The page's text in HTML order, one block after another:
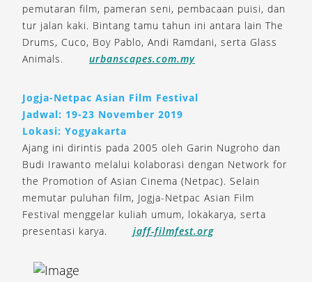
pemutaran film, pameran seni, pembacaan puisi, dan
tur jalan kaki. Bintang tamu tahun ini antara lain The
Drums, Cuco, Boy Pablo, Andi Ramdani, serta Glass
Animals.
urbanscapes.com.my
Jogja-Netpac Asian Film Festival
Jadwal: 19-23 November 2019
Lokasi: Yogyakarta
Ajang ini dirintis pada 2005 oleh Garin Nugroho dan
Budi Irawanto melalui kolaborasi dengan Network for
the Promotion of Asian Cinema (Netpac). Selain
memutar puluhan film, Jogja-Netpac Asian Film
Festival menggelar kuliah umum, lokakarya, serta
presentasi karya.
jaff-filmfest.org